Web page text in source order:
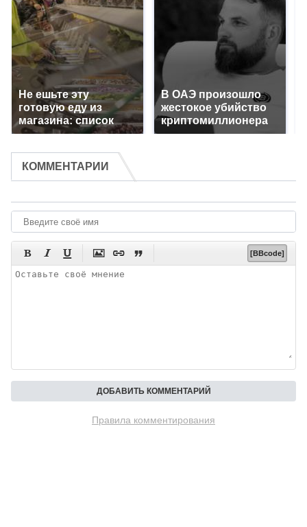
Не ешьте эту
готовую еду из
магазина: список
В ОАЭ произошло
жестокое убийство
криптомиллионера
КОММЕНТАРИИ
      [BBcode]
Правила комментирования